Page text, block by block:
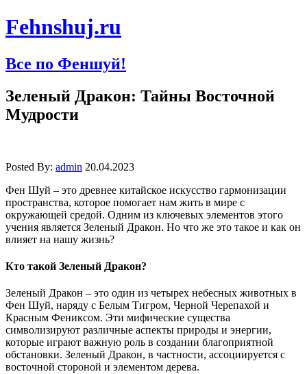
Fehnshuj.ru
Все по Феншуй!
Зеленый Дракон: Тайны Восточной
Мудрости
Posted By: admin 20.04.2023
Фен Шуй – это древнее китайское искусство гармонизации
пространства, которое помогает нам жить в мире с
окружающей средой. Одним из ключевых элементов этого
учения является Зеленый Дракон. Но что же это такое и как он
влияет на нашу жизнь?
Кто такой Зеленый Дракон?
Зеленый Дракон – это один из четырех небесных животных в
Фен Шуй, наряду с Белым Тигром, Черной Черепахой и
Красным Фениксом. Эти мифические существа
символизируют различные аспекты природы и энергии,
которые играют важную роль в создании благоприятной
обстановки. Зеленый Дракон, в частности, ассоциируется с
восточной стороной и элементом дерева.